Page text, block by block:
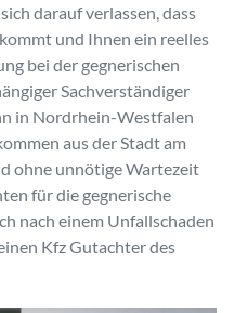
darauf verlassen, dass
und Ihnen ein reelles
bei der gegnerischen
Sachverständiger
in Nordrhein-Westfalen
aus der Stadt am
ohne unnötige Wartezeit
für die gegnerische
nach einem Unfallschaden
Kfz Gutachter des